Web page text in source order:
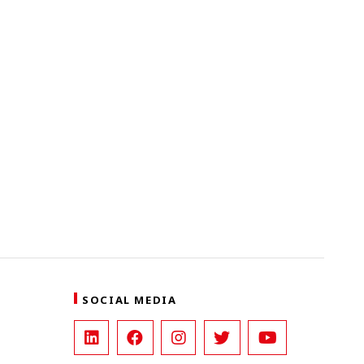
SOCIAL MEDIA